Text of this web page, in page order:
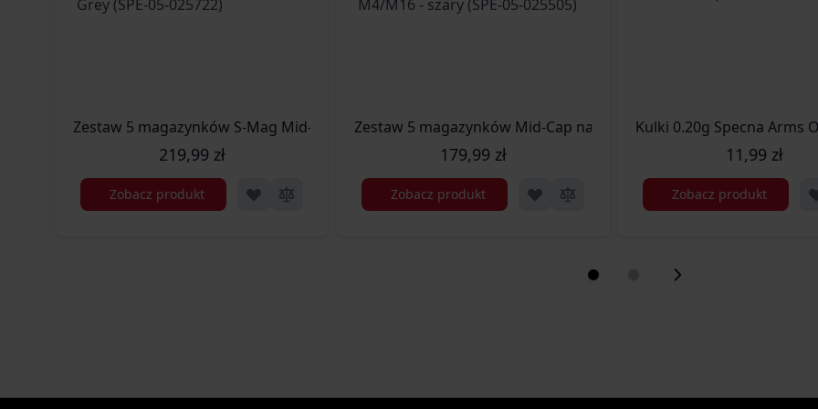
Zestaw 5 magazynków S-Mag Mid-Cap na 125 kulek - Chaos Grey (SPE-05-025722)
219,99 zł
Zobacz produkt
Zestaw 5 magazynków Mid-Cap na 120 kulek do replik M4/M16 -
179,99 zł
Zobacz produkt
Kulki 0.20g Specna
11,99 zł
Zobacz produkt